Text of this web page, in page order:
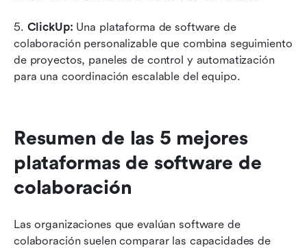
5. ClickUp: Una plataforma de software de
colaboración personalizable que combina seguimiento
de proyectos, paneles de control y automatización
para una coordinación escalable del equipo.
Resumen de las 5 mejores
plataformas de software de
colaboración
Las organizaciones que evalúan software de
colaboración suelen comparar las capacidades de